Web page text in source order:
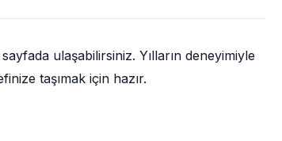
ulaşabilirsiniz. Yılların deneyimiyle
taşımak için hazır.